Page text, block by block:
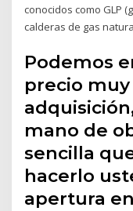
conocidos como GLP
calderas de gas
Podemos
precio
mano de
sencilla
hacerlo
apertura